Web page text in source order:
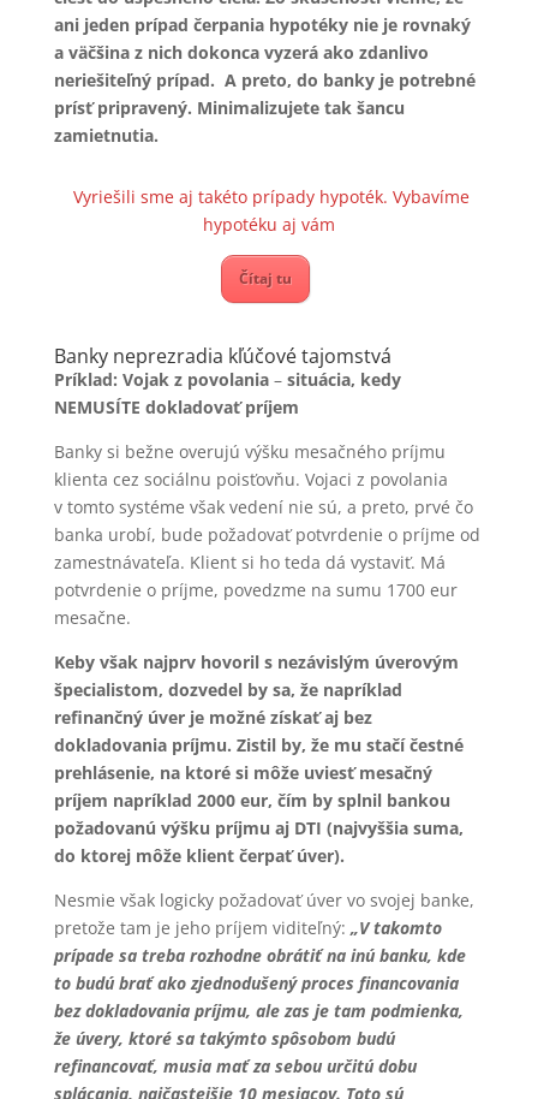
ani jeden prípad čerpania hypotéky nie je rovnaký
a väčšina z nich dokonca vyzerá ako zdanlivo
neriešiteľný prípad. A preto, do banky je potrebné
prísť pripravený. Minimalizujete tak šancu
zamietnutia.
Vyriešili sme aj takéto prípady hypoték. Vybavíme
hypotéku aj vám
Čítaj tu
Banky neprezradia kľúčové tajomstvá
Príklad: Vojak z povolania– situácia, kedy
NEMUSÍTE dokladovať príjem
Banky si bežne overujú výšku mesačného príjmu
klienta cez sociálnu poisťovňu. Vojaci z povolania
v tomto systéme však vedení nie sú, a preto, prvé čo
banka urobí, bude požadovať potvrdenie o príjme od
zamestnávateľa. Klient si ho teda dá vystaviť. Má
potvrdenie o príjme, povedzme na sumu 1700 eur
mesačne.
Keby však najprv hovoril s nezávislým úverovým
špecialistom, dozvedel by sa, že napríklad
refinančný úver je možné získať aj bez
dokladovania príjmu. Zistil by, že mu stačí čestné
prehlásenie, na ktoré si môže uviesť mesačný
príjem napríklad 2000 eur, čím by splnil bankou
požadovanú výšku príjmu aj DTI (najvyššia suma,
do ktorej môže klient čerpať úver).
Nesmie však logicky požadovať úver vo svojej banke,
pretože tam je jeho príjem viditeľný: „V takomto
prípade sa treba rozhodne obrátiť na inú banku, kde
to budú brať ako zjednodušený proces financovania
bez dokladovania príjmu, ale zas je tam podmienka,
že úvery, ktoré sa takýmto spôsobom budú
refinancovať, musia mať za sebou určitú dobu
splácania, najčastejšie 10 mesiacov. Toto sú